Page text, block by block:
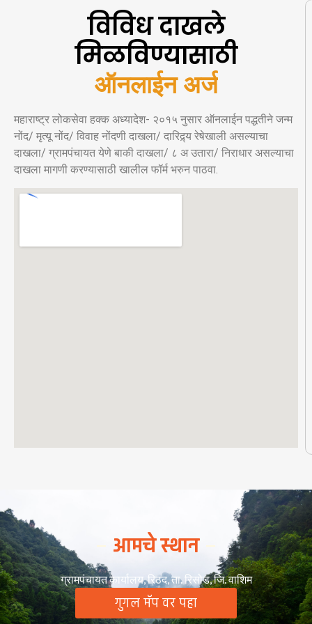
विविध दाखले
मिळविण्यासाठी
ऑनलईन अर
महाराष्ट्र लोकसेवा हक्क अध्यादेश- २०१५ नुसार ऑनलाईन पद्धतीने जन्म
नोंद/ मृत्यू नोंद/ विवाह नोंदणी दाखला/ दारिद्र्य रेषेखाली असल्याचा
दाखला/ ग्रामपंचायत येणे बाकी दाखला/ ८ अ उतारा/ निराधार असल्याचा
दाखला मागणी करण्यासाठी खालील फॉर्म भरुन पाठवा.
आमचे स्थान
ग्रामपंचायत कार्यालय, रिठद, ता. रिसोड, जि. वाशिम
गुगल मॅप वर पहा